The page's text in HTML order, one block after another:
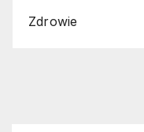
Zdrowie